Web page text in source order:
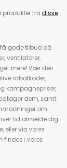
produkter fra disse
gode tilbud på
ventilatorer,
mere! Vær den
rabatkoder,
kampagnepriser,
dem, samt
om
tid afmelde dig
eller via vores
findes i vores